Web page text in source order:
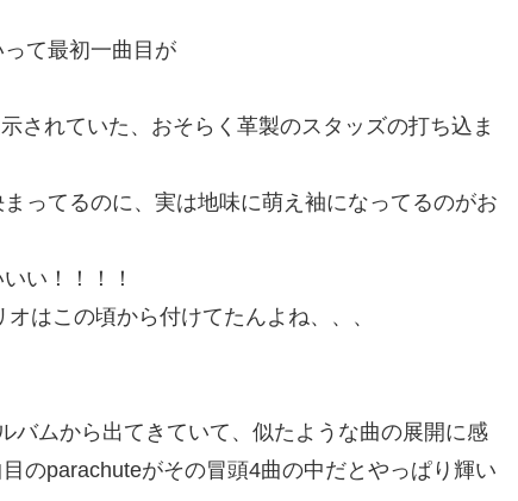
て最初一曲目が
されていた、おそらく革製のスタッズの打ち込ま
ってるのに、実は地味に萌え袖になってるのがお
い！！！！
はこの頃から付けてたんよね、、、
バムから出てきていて、似たような曲の展開に感
のparachuteがその冒頭4曲の中だとやっぱり輝い